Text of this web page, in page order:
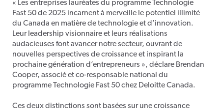
« Les entreprises lauréates du programme Technologie
Fast 50 de 2025 incarnent à merveille le potentiel illimité
du Canada en matière de technologie et d’innovation.
Leur leadership visionnaire et leurs réalisations
audacieuses font avancer notre secteur, ouvrant de
nouvelles perspectives de croissance et inspirant la
prochaine génération d’entrepreneurs », déclare Brendan
Cooper, associé et co-responsable national du
programme Technologie Fast 50 chez Deloitte Canada.
Ces deux distinctions sont basées sur une croissance